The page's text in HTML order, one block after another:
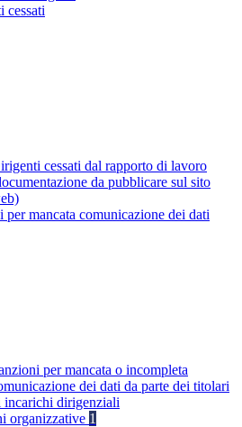
cessati
cessati dal rapporto di lavoro
da pubblicare sul sito
per mancata comunicazione dei dati
per mancata o incompleta
dei dati da parte dei titolari
incarichi dirigenziali
organizzative 1